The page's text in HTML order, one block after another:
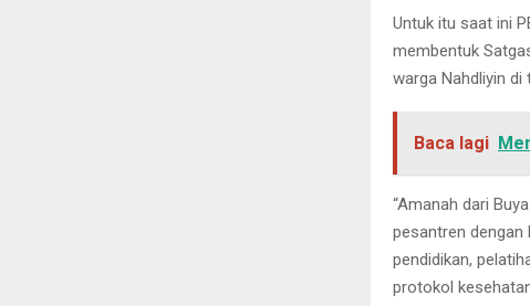
Untuk itu saat ini
membentuk
warga Nahdliyin
Baca lagi
“Amanah dari
pesantren dengan
pendidikan,
protokol